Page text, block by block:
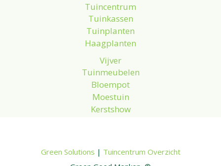
Tuincentrum
Tuinkassen
Tuinplanten
Haagplanten
Vijver
Tuinmeubelen
Bloempot
Moestuin
Kerstshow
Green Solutions | Tuincentrum Overzicht